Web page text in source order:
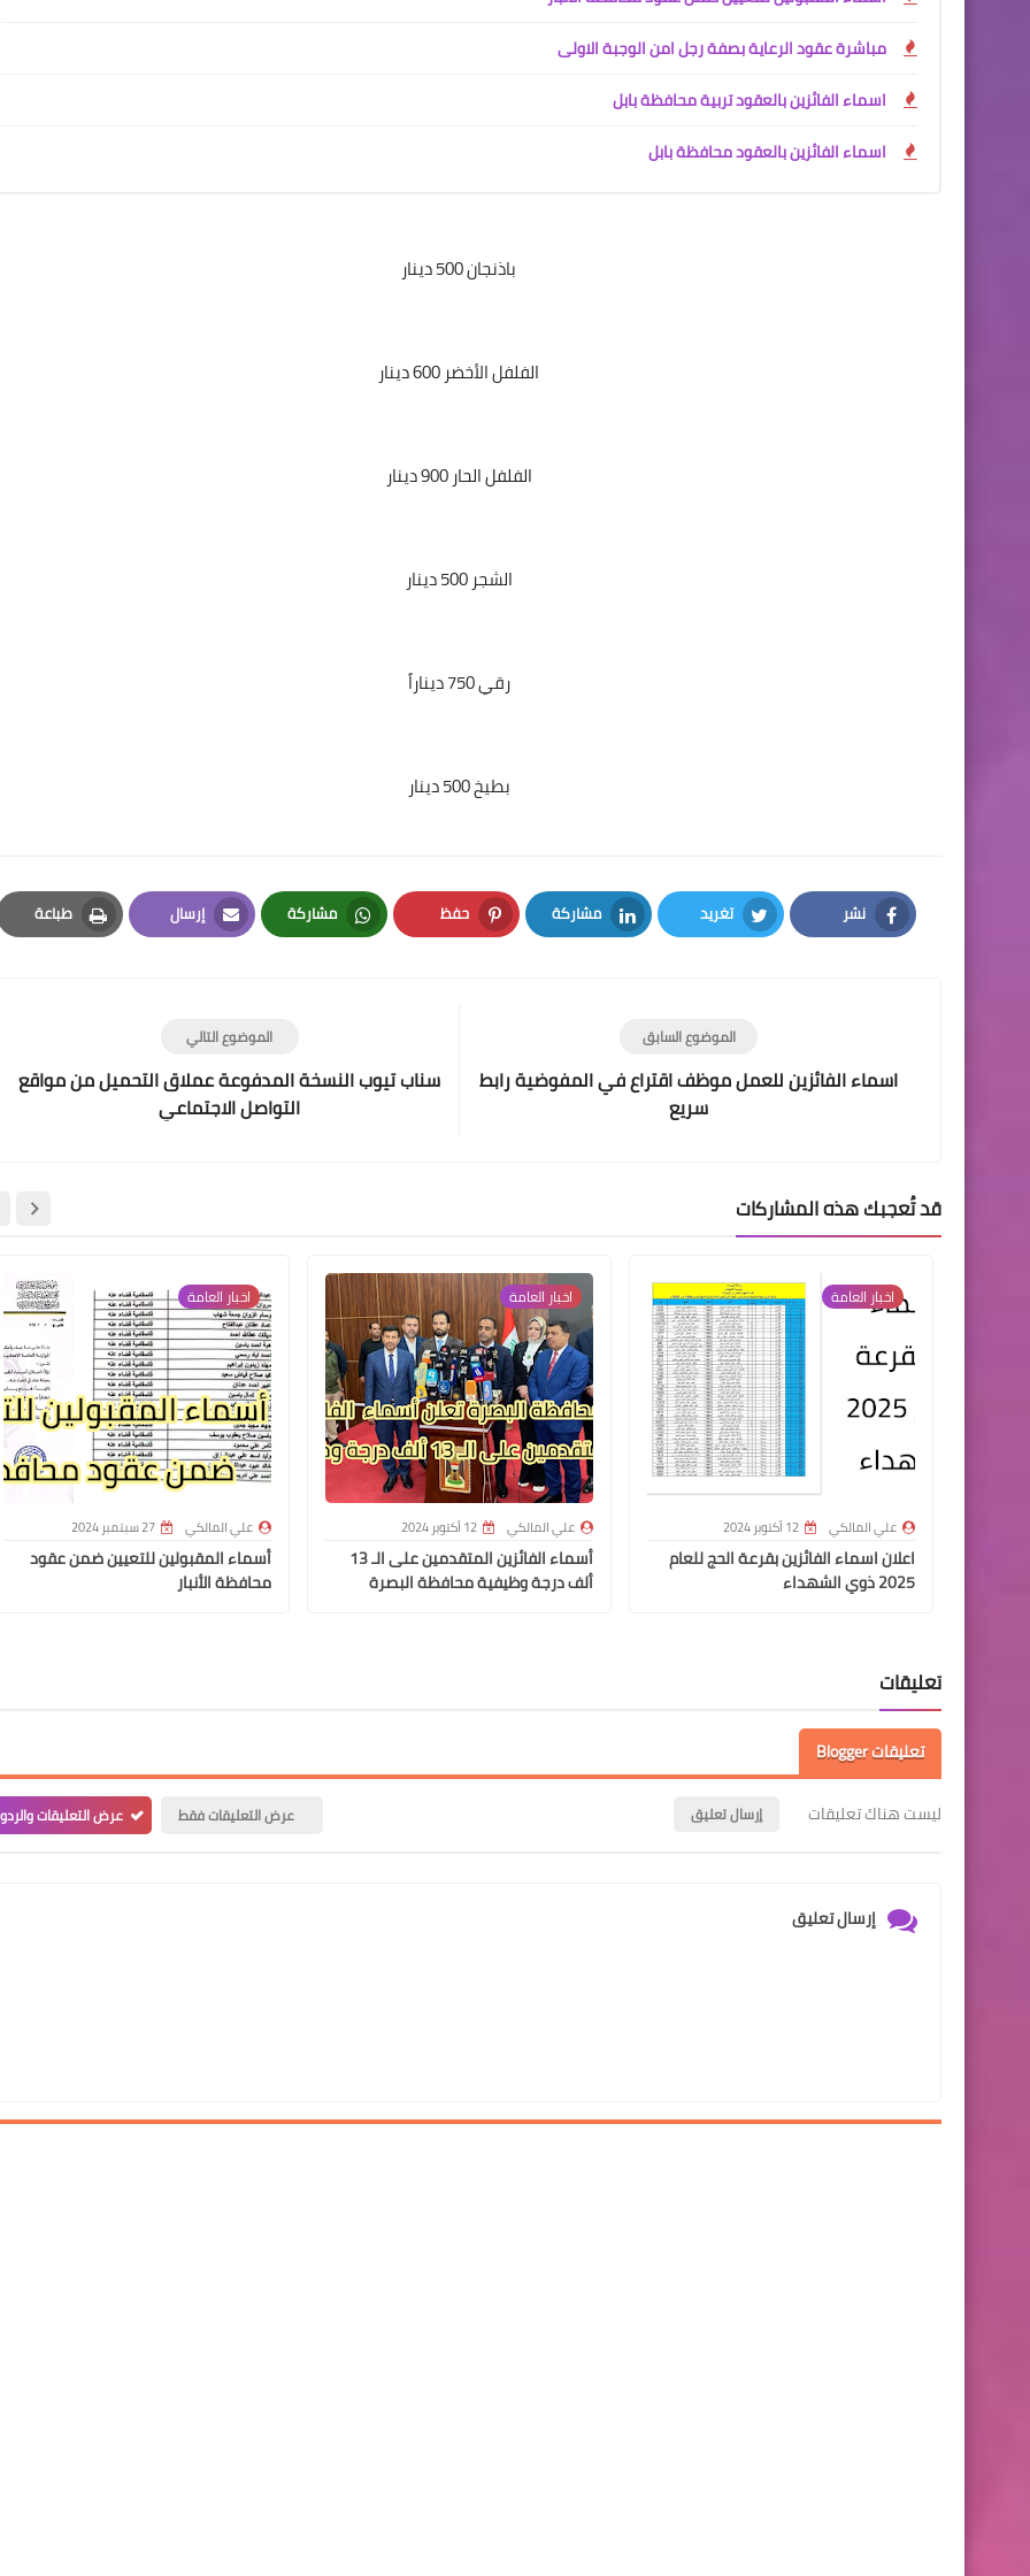
مباشرة عقود الرعاية بصفة رجل امن الوجبة الاولى
اسماء الفائزين بالعقود تربية محافظة بابل
اسماء الفائزين بالعقود محافظة بابل
باذنجان 500 دينار
الفلفل الأخضر 600 دينار
الفلفل الحار 900 دينار
الشجر 500 دينار
رقي 750 ديناراً
بطيخ 500 دينار
نشر
Facebook
تغريد
Twitter
مشاركة
LinkedIn
حفظ
Pinterest
مشاركة
Whatsapp
إرسال
Email
طباعة
Print
الموضوع التالي
سناب تيوب النسخة المدفوعة عملاق التحميل من مواقع
التواصل الاجتماعي
الموضوع السابق
اسماء الفائزين للعمل موظف اقتراع في المفوضية رابط
سريع
قد تُعجبك هذه المشاركات
اخبار العامة
علي المالكي 12 أكتوبر 2024
اعلان اسماء الفائزين بقرعة الحج للعام
2025 ذوي الشهداء
اخبار العامة
علي المالكي 12 أكتوبر 2024
أسماء الفائزين المتقدمين على الـ 13
ألف درجة وظيفية محافظة البصرة
اخبار العامة
علي المالكي 27 سبتمبر 2024
أسماء المقبولين للتعيين ضمن عقود
محافظة الأنبار
تعليقات
تعليقات Blogger
ليست هناك تعليقات إرسال تعليق عرض التعليقات فقط عرض التعليقات
إرسال تعليق
علي المالكي
علي المالكي
19 يونيو 2021
علي المالكي